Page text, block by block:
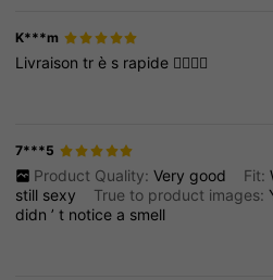
trouverles bons
K***m
Livraisontrè s rapide ❤️‍🔥❤️‍🔥
7***5
Product Quality: Very good Fit:
still sexy True to product images:
didn’t notice a smell